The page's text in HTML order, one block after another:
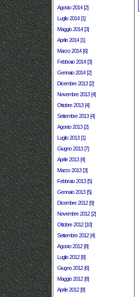
Agosto 2014 [2]
Luglio 2014 [1]
Maggio 2014 [3]
Aprile 2014 [1]
Marzo 2014 [6]
Febbraio 2014 [3]
Gennaio 2014 [2]
Dicembre 2013 [2]
Novembre 2013 [4]
Ottobre 2013 [4]
Settembre 2013 [4]
Agosto 2013 [2]
Luglio 2013 [1]
Giugno 2013 [7]
Aprile 2013 [4]
Marzo 2013 [3]
Febbraio 2013 [5]
Gennaio 2013 [5]
Dicembre 2012 [9]
Novembre 2012 [2]
Ottobre 2012 [10]
Settembre 2012 [4]
Agosto 2012 [8]
Luglio 2012 [8]
Giugno 2012 [6]
Maggio 2012 [8]
Aprile 2012 [8]